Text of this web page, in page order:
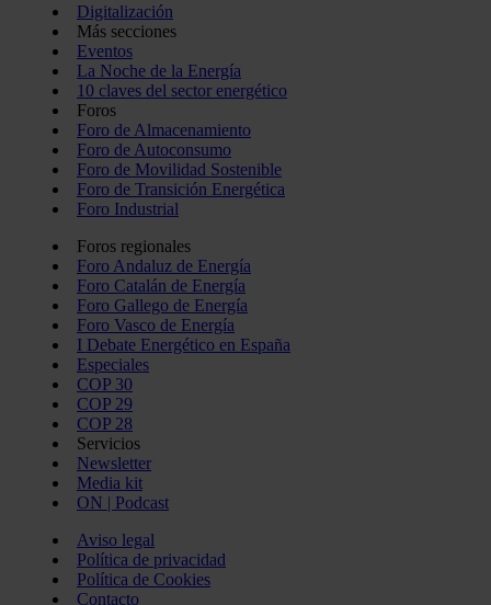
Digitalización
Más secciones
Eventos
La Noche de la Energía
10 claves del sector energético
Foros
Foro de Almacenamiento
Foro de Autoconsumo
Foro de Movilidad Sostenible
Foro de Transición Energética
Foro Industrial
Foros regionales
Foro Andaluz de Energía
Foro Catalán de Energía
Foro Gallego de Energía
Foro Vasco de Energía
I Debate Energético en España
Especiales
COP 30
COP 29
COP 28
Servicios
Newsletter
Media kit
ON | Podcast
Aviso legal
Política de privacidad
Política de Cookies
Contacto